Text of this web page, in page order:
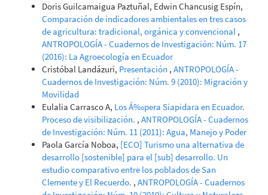
Doris Guilcamaigua Paztuñal, Edwin Chancusig Espín,
Comparación de indicadores ambientales en tres casos
de agricultura: tradicional, orgánica y convencional ,
ANTROPOLOGÍA - Cuadernos de Investigación: Núm. 17
(2016): La Agroecología en Ecuador
Cristóbal Landázuri, Presentación , ANTROPOLOGÍA -
Cuadernos de Investigación: Núm. 9 (2010): Migración y
Movilidad
Eulalia Carrasco A, Los Á‰pera Siapidara en Ecuador.
Proceso de visibilización. , ANTROPOLOGÍA - Cuadernos
de Investigación: Núm. 11 (2011): Agua, Manejo y Poder
Paola García Noboa, [ECO] Turismo una alternativa de
desarrollo [sostenible] para el [sub] desarrollo. Un
estudio comparativo entre los poblados de San
Clemente y El Recuerdo. , ANTROPOLOGÍA - Cuadernos